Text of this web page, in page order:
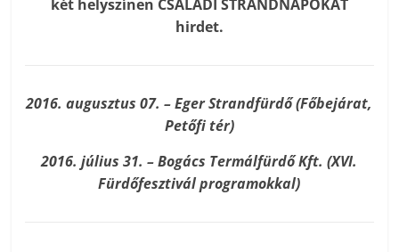
két helyszínen CSALÁDI STRANDNAPOKAT
hirdet.
2016. augusztus 07. – Eger Strandfürdő (Főbejárat,
Petőfi tér)
2016. július 31. – Bogács Termálfürdő Kft. (XVI.
Fürdőfesztivál programokkal)